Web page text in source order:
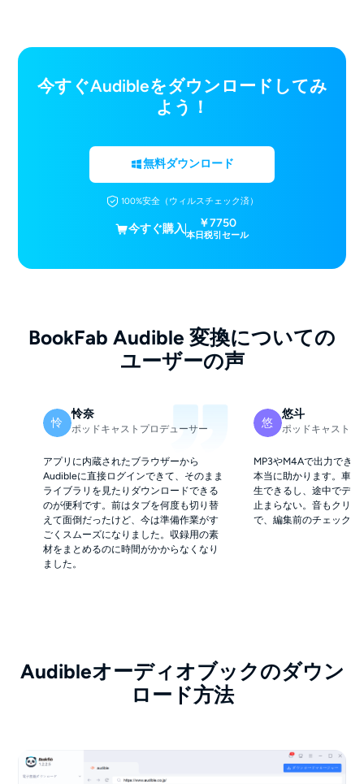
今すぐAudibleをダウンロードしてみ
よう！
無料ダウンロード
100%安全（ウィルスチェック済）
今すぐ購入 ￥7750
本日税引セール
BookFab Audible 変換についての
ユーザーの声
怜
怜奈
ポッドキャストプロデューサー
アプリに内蔵されたブラウザーから
Audibleに直接ログインできて、そのまま
ライブラリを見たりダウンロードできる
のが便利です。前はタブを何度も切り替
えて面倒だったけど、今は準備作業がす
ごくスムーズになりました。収録用の素
材をまとめるのに時間がかからなくなり
ました。
悠
悠斗
ポッドキャストエ
MP3やM4Aで出力でき
本当に助かります。車で
生できるし、途中でデバ
止まらない。音もクリア
で、編集前のチェックが
Audibleオーディオブックのダウン
ロード方法